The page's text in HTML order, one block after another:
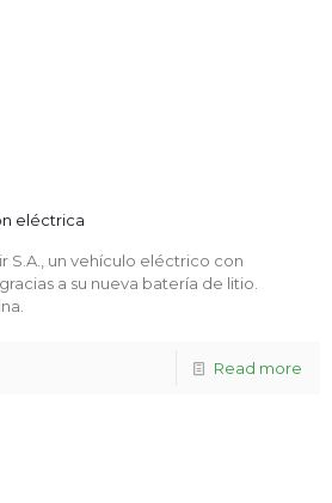
eléctrica
S.A., un vehículo eléctrico con
a su nueva batería de litio.
Read more